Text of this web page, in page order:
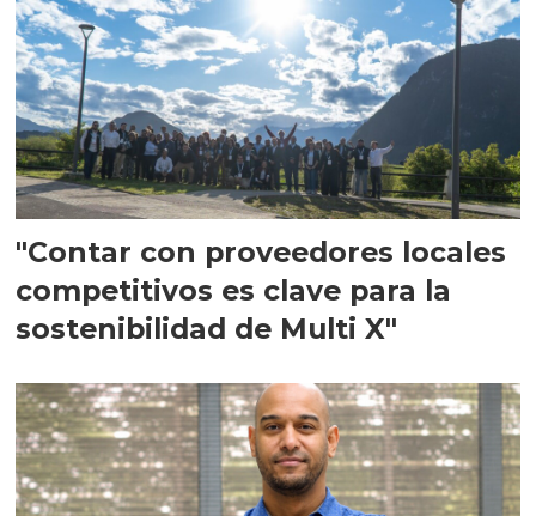
"Contar con proveedores locales
competitivos es clave para la
sostenibilidad de Multi X"